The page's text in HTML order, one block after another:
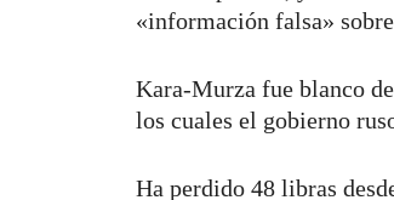
«información falsa»
Kara-Murza fue blanco
los cuales el gobierno
Ha perdido 48 libras